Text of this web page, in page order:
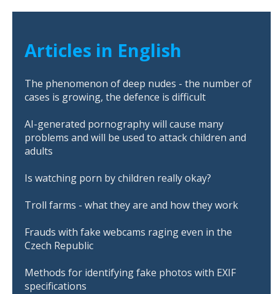
Articles in English
The phenomenon of deep nudes - the number of
cases is growing, the defence is difficult
AI-generated pornography will cause many
problems and will be used to attack children and
adults
Is watching porn by children really okay?
Troll farms - what they are and how they work
Frauds with fake webcams raging even in the
Czech Republic
Methods for identifying fake photos with EXIF
specifications